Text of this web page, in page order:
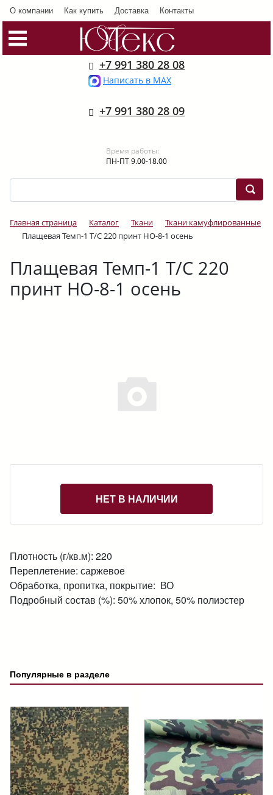
О компании Как купить Доставка Контакты
+7 991 380 28 08
Написать в MAX
+7 991 380 28 09
Время работы:
ПН-ПТ 9.00-18.00
Главная страница Каталог Ткани
Ткани камуфлированные
Плащевая Темп-1 Т/С 220 принт НО-8-1 осень
Плащевая Темп-1 Т/С 220
принт НО-8-1 осень
НЕТ В НАЛИЧИИ
Плотность (г/кв.м): 220
Переплетение: саржевое
Обработка, пропитка, покрытие: ВО
Подробный состав (%): 50% хлопок, 50% полиэстер
Популярные в разделе